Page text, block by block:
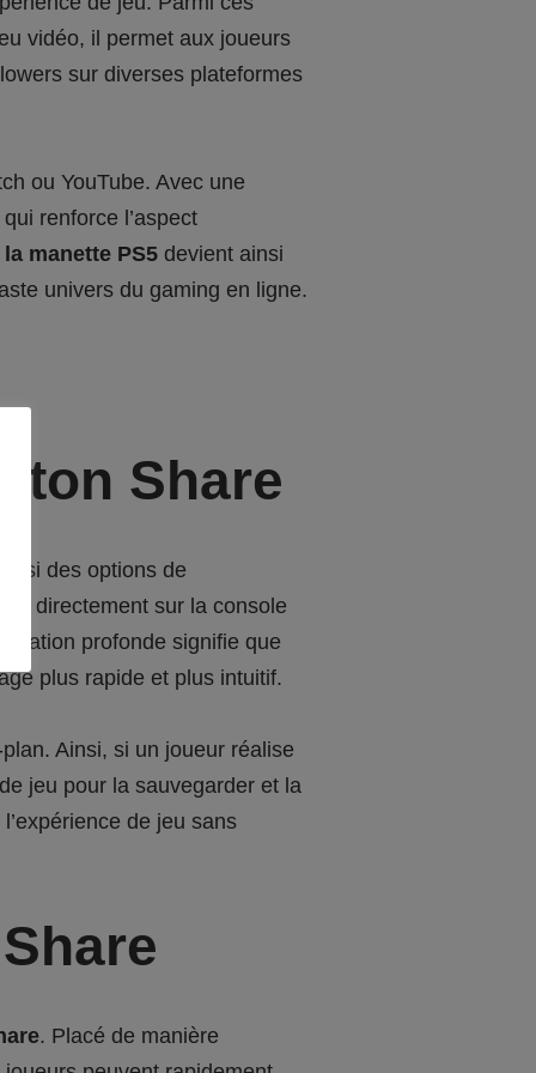
vidéo, il permet aux joueurs
sur diverses plateformes
ou YouTube. Avec une
renforce l’aspect
manette PS5devient ainsi
univers du gaming en ligne.
Share
des options de
directement sur la console
profonde signifie que
plus rapide et plus intuitif.
Ainsi, si un joueur réalise
jeu pour la sauvegarder et la
de jeu sans
. Placé de manière